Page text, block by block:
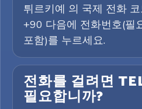
튀르키예 의 국제 전화
+90 다음에 전화번호(필
포함)를 누르세요.
전화를 걸려면
필요합니까?